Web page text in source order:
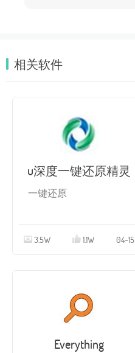
相关软件
u深度一键还原精灵
一键还原
3.5W 1.1W 04-15
Everything